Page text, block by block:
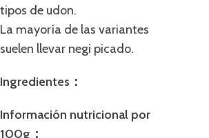
tipos de udon.
La mayoría de las variantes
suelen llevar negi picado.
Ingredientes：
Información nutricional por
100g：